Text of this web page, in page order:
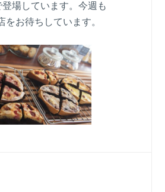
場しています。今週も
をお待ちしています。